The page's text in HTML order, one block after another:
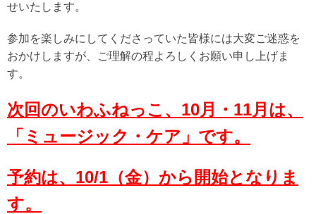
せいたします。
参加を楽しみにしてくださっていた皆様には大変ご迷惑を
おかけしますが、ご理解の程よろしくお願い申し上げま
す。
次回のいわふねっこ、10月・11月は、
「ミュージック・ケア」です。
予約は、10/1（金）から開始となりま
す。